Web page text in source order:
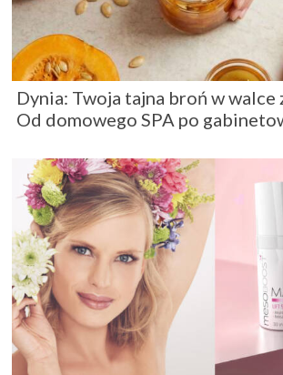
Dynia: Twoja tajna broń w
Od domowego SPA po